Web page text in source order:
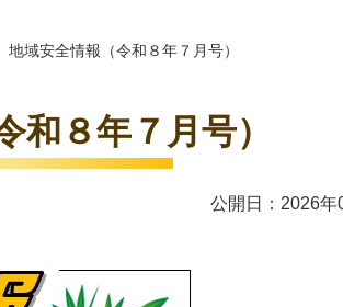
地域安全情報（令和８年７月号）
和８年７月号）
公開日：2026